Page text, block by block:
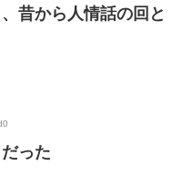
昔から人情話の回と
った